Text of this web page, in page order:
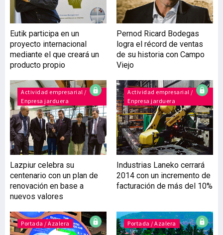
dedicada al sector de la
fundición, ha inaugurado
planta productiva de
13.000 metros cuadrados
en el polígono de Arbizu
(Navarra). Esta nueva
apuesta viene motivada
por la buena acogida de los
productos de la firma por
el mercado que le ha hecho
crecer anualmente y, con
la búsqueda del
afianzamiento de su
producción,
fundamentalmente
componentes para el
que dirige el 95% de su
Eutik participa en un
proyecto internacional
mediante el que creará un
producto propio
Pernod Ricard Bodegas
logra el récord de ventas
de su historia con Campo
Viejo
Actividad empresarial /
Enpresa jarduera
Lazpiur celebra su
centenario con un plan de
renovación en base a
nuevos valores
Actividad empresarial /
Enpresa jarduera
Industrias Laneko cerrará
2014 con un incremento de
facturación de más del 10%
Portada / Azalera Portada / Azalera